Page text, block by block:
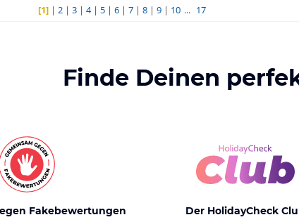
[1] |2 |3 |4| 5 |6 |7 |8 |9 | 10 ... 17
Finde Deinen
Fakebewertungen
Der HolidayCheck